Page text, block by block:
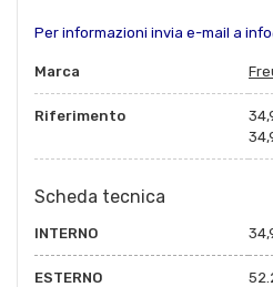
Per informazioni invia e-mail a
Marca
Riferimento
Scheda tecnica
INTERNO
ESTERNO